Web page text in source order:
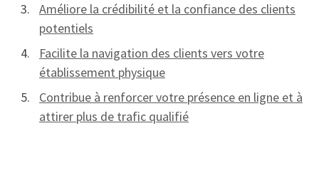
Améliore la crédibilité et la confiance des clients
potentiels
Facilite la navigation des clients vers votre
établissement physique
Contribue à renforcer votre présence en ligne et à
attirer plus de trafic qualifié